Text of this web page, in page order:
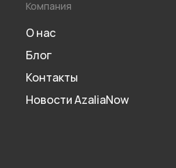
Компания
О нас
Блог
Контакты
Новости AzaliaNow